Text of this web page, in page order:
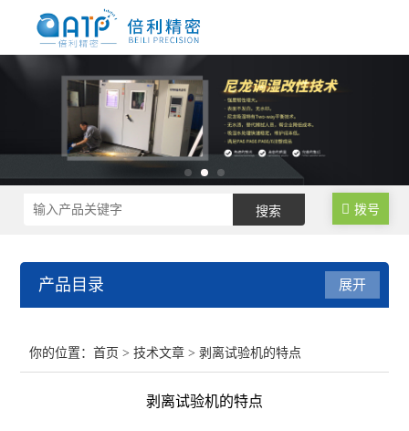
拨号
产品目录 展开
你的位置：首页 >技术文章 > 剥离试验机的特点
剥离试验机的特点